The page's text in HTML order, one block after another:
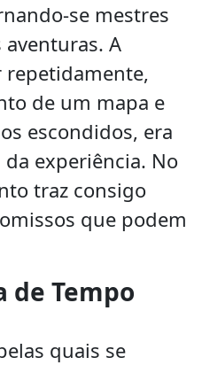
se mestres
aventuras. A
repetidamente,
de um mapa e
escondidos, era
experiência. No
traz consigo
que podem
de Tempo
quais se